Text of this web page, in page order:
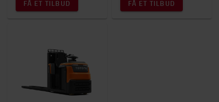
FÅ ET TILBUD FÅ ET TILBUD